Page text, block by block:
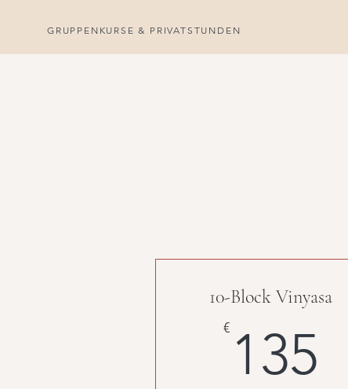
GRUPPENKURSE & PRIVATSTUNDEN
10-Block Vinyasa
€ 135